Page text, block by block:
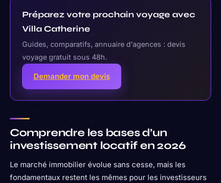
Préparez votre prochain voyage avec
Villa Catherine
Guides, comparatifs, annuaire d'agences : devis
voyage gratuit sous 48h.
Demander mon devis
Comprendre les bases d’un
investissement locatif en 2026
Le marché immobilier évolue sans cesse, mais les
fondamentaux restent les mêmes pour les investisseurs